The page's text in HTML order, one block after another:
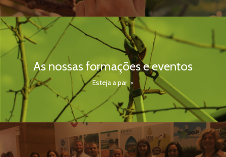
As nossas formações e eventos
Esteja a par >